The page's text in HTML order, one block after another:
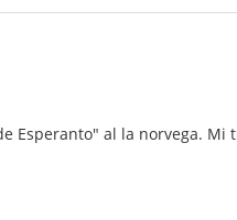
Esperanto" al la norvega.